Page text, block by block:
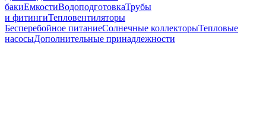
бакиЕмкостиВодоподготовкаТрубы
и фитингиТепловентиляторы
Бесперебойное питаниеСолнечные коллекторыТепловые
насосыДополнительные принадлежности